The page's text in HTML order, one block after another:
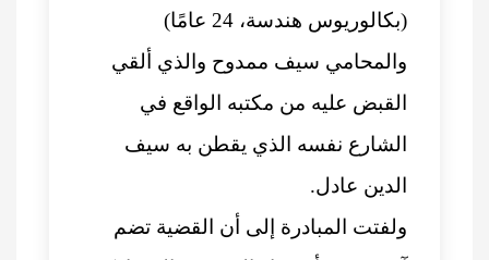
(بكالوريوس هندسة، 24 عامًا)
والمحامي سيف ممدوح والذي ألقي
القبض عليه من مكتبه الواقع في
الشارع نفسه الذي يقطن به سيف
الدين عادل.
ولفتت المبادرة إلى أن القضية تضم